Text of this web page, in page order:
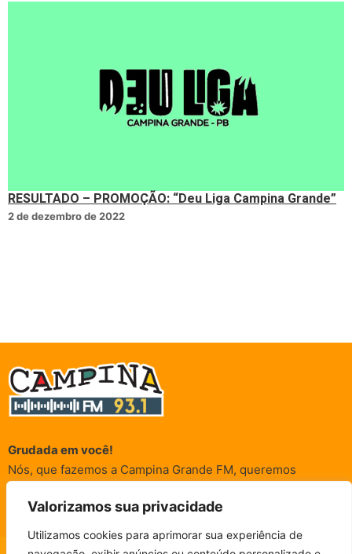
Valorizamos sua privacidade
Utilizamos cookies para aprimorar sua experiência de
RESULTADO – PROMOÇÃO: “Deu Liga Campina Grande”
2 de dezembro de 2022
Grudada em você!
Nós, que fazemos a Campina Grande FM, queremos
acompanham sempre. É para vocês que a Rádio existe e por
vocês que as informações (informativas, de entretenimento,
promocionais e de conscientização) são realizadas.